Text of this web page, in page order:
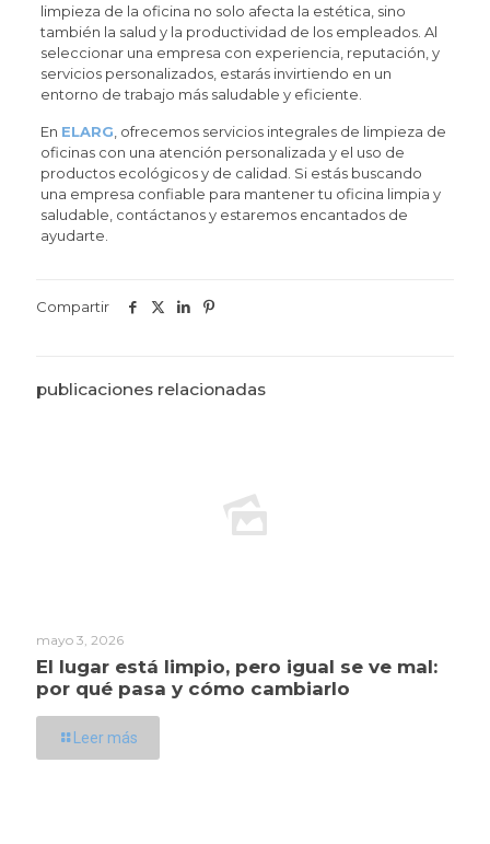
limpieza de la oficina no solo afecta la estética, sino
también la salud y la productividad de los empleados. Al
seleccionar una empresa con experiencia, reputación, y
servicios personalizados, estarás invirtiendo en un
entorno de trabajo más saludable y eficiente.
En ELARG , ofrecemos servicios integrales de limpieza de
oficinas con una atención personalizada y el uso de
productos ecológicos y de calidad. Si estás buscando
una empresa confiable para mantener tu oficina limpia y
saludable, contáctanos y estaremos encantados de
ayudarte.
Compartir
publicaciones relacionadas
mayo 3, 2026
El lugar está limpio, pero igual se ve mal:
por qué pasa y cómo cambiarlo
Leer más